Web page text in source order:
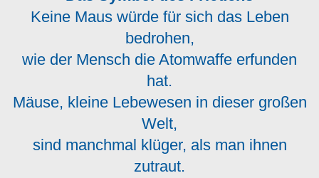
Keine Maus würde für sich das Leben
bedrohen,
wie der Mensch die Atomwaffe erfunden
hat.
Mäuse, kleine Lebewesen in dieser großen
Welt,
sind manchmal klüger, als man ihnen
zutraut.